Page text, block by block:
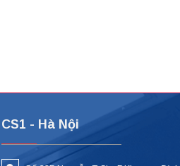
CS1 - Hà Nội